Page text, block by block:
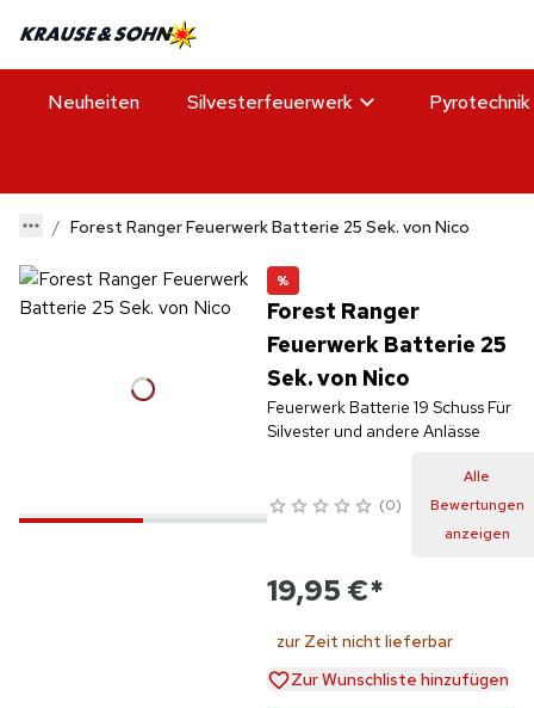
Neuheiten Silvesterfeuerwerk Pyrotechnik
Forest Ranger Feuerwerk Batterie 25 Sek. von Nico
%
Forest Ranger
Feuerwerk Batterie 25
Sek. von Nico
Feuerwerk Batterie 19 Schuss Für
Silvester und andere Anlässe
0
Alle
Bewertungen
anzeigen
19,95 €*
zur Zeit nicht lieferbar
Zur Wunschliste hinzufügen